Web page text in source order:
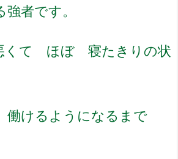
者です。
くて ほぼ 寝たきりの状
けるようになるまで